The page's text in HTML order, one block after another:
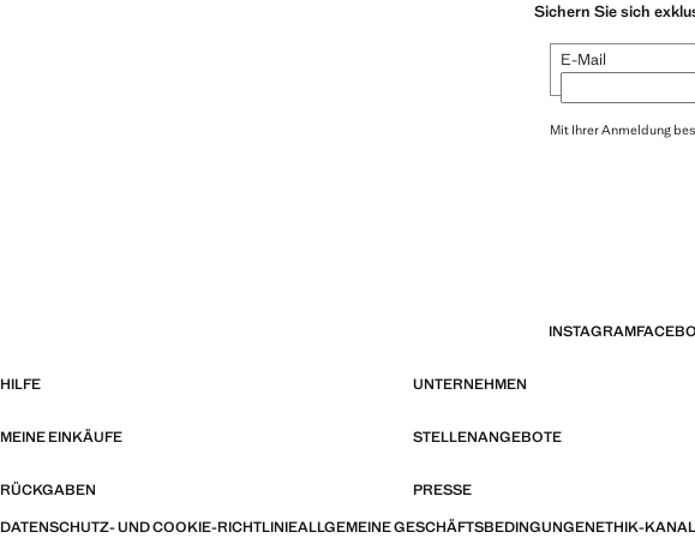
Sichern Sie sich
E-Mail
Mit Ihrer Anmeldung
INSTAGRAM
HILFE UNTERNEHMEN
MEINE EINKÄUFE STELLENANGEBOTE
RÜCKGABEN PRESSE
DATENSCHUTZ- UND COOKIE-RICHTLINIEALLGEMEINE GESCHÄFTSBEDINGUNGENETHIK-KANAL